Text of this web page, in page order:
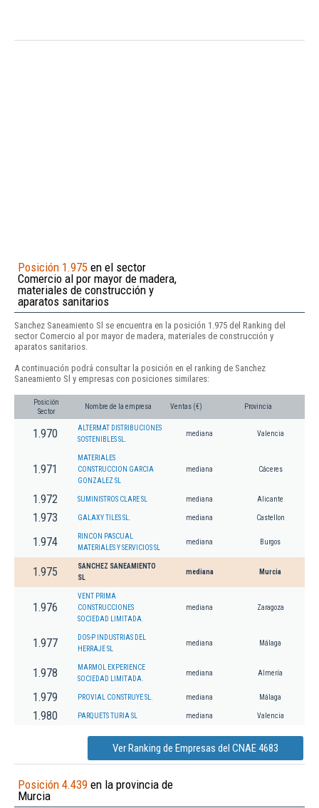
Posición 1.975 en el sector
Comercio al por mayor de madera,
materiales de construcción y
aparatos sanitarios
Sanchez Saneamiento Sl se encuentra en la posición 1.975 del Ranking del
sector Comercio al por mayor de madera, materiales de construcción y
aparatos sanitarios.
A continuación podrá consultar la posición en el ranking de Sanchez
Saneamiento Sl y empresas con posiciones similares:
Posición
Sector
Nombre de la empresa Ventas (€) Provincia
1.970
ALTERMAT DISTRIBUCIONES
SOSTENIBLES SL.
mediana Valencia
1.971
MATERIALES
CONSTRUCCION GARCIA
GONZALEZ SL
mediana Cáceres
1.972 SUMINISTROS CLARE SL mediana Alicante
1.973 GALAXY TILES SL. mediana Castellon
1.974
RINCON PASCUAL
MATERIALES Y SERVICIOS SL
mediana Burgos
1.975
SANCHEZ SANEAMIENTO
SL
mediana Murcia
1.976
VENT PRIMA
CONSTRUCCIONES
SOCIEDAD LIMITADA.
mediana Zaragoza
1.977
DOS-P INDUSTRIAS DEL
HERRAJE SL
mediana Málaga
1.978
MARMOL EXPERIENCE
SOCIEDAD LIMITADA.
mediana Almería
1.979 PROVIAL CONSTRUYE SL. mediana Málaga
1.980 PARQUETS TURIA SL mediana Valencia
Ver Ranking de Empresas del CNAE 4683
Posición 4.439 en la provincia de
Murcia